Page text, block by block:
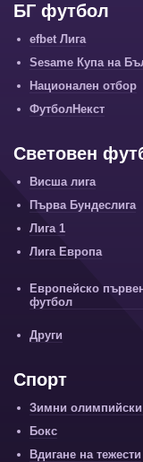
БГ футбол
efbet Лига
Sesame Купа на
Национален отбор
ФутболНекст
Световен
Висша лига
Първа Бундеслига
Лига 1
Лига Европа
Европейско
футбол
Други
Спорт
Зимни олимпийски
Бокс
Вдигане на тежести